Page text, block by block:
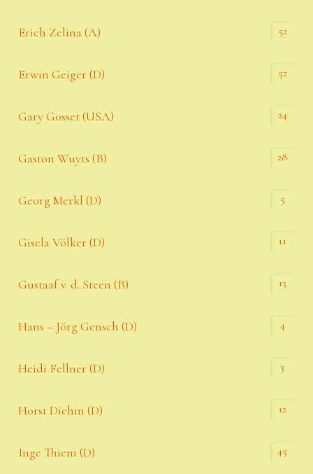
Erich Zelina (A) 52
Erwin Geiger (D) 52
Gary Gosset (USA) 24
Gaston Wuyts (B) 28
Georg Merkl (D) 5
Gisela Völker (D) 11
Gustaaf v. d. Steen (B) 13
Hans – Jörg Gensch (D) 4
Heidi Fellner (D) 3
Horst Diehm (D) 12
Inge Thiem (D) 45